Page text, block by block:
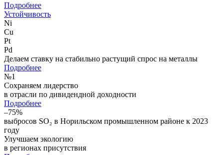
Подробнее
Устойчивость
Ni
Cu
Pt
Pd
Делаем ставку на стабильно растущий спрос на металлы
Подробнее
№1
Сохраняем лидерство
в отрасли по дивидендной доходности
Подробнее
–75%
выбросов SO₂ в Норильском промышленном районе к 2023
году
Улучшаем экологию
в регионах присутствия